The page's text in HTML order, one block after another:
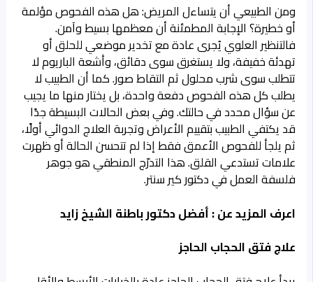
ومن الطبيعي أن يتساءل المريض: هل هذه الفحوص مؤلمة
أو خطيرة؟ الإجابة المطمئنة أن معظمها بسيط وآمن.
فالتنظير العلوي يُجرى عادة مع تخدير موضعي للحلق أو
تهدئة خفيفة، ولا يستغرق سوى دقائق، وأشعة الباريوم لا
تتطلب سوى شرب محلول ثم التقاط صور. كما أن الطبيب لا
يطلب كل هذه الفحوص دفعة واحدة، بل يختار منها ما يجيب
عن سؤال محدد في حالتك. وفي بعض الحالات البسيطة جدًا
قد يكتفي الطبيب بتقييم الأعراض وتجربة العلاج الدوائي أولًا،
ثم يلجأ للفحوص الأعمق فقط إذا لم تتحسن الحالة أو ظهرت
علامات تستدعي القلق. هذا التدرّج المنطقي هو جوهر
فلسفة العمل في دكتور كير سنتر.
اعرف المزيد عن : أفضل دكتور باطنة الشيخ زايد
علاج فتق الحجاب الحاجز